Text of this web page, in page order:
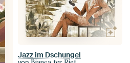
Jazz im Dschungel